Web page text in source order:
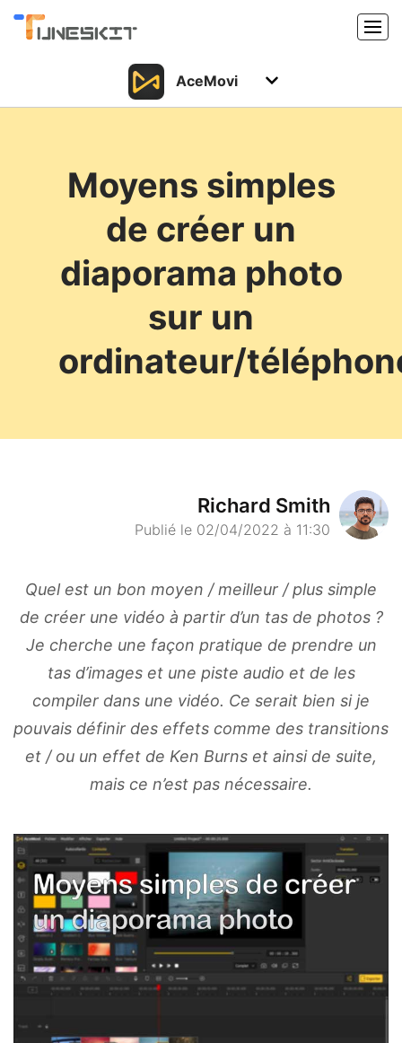
Produits
Support
Centre de téléchargement
AceMovi
Support
Ressources
Télécharger Acheter
Moyens simples
de créer un
diaporama photo
sur un
ordinateur/
Richard Smith
Publié le 02/04/2022 à 11:30
Quel est un bon moyen / meilleur / plus simple
de créer une vidéo à partir d’un tas de photos ?
Je cherche une façon pratique de prendre un
tas d’images et une piste audio et de les
compiler dans une vidéo. Ce serait bien si je
pouvais définir des effets comme des transitions
et / ou un effet de Ken Burns et ainsi de suite,
mais ce n’est pas nécessaire.